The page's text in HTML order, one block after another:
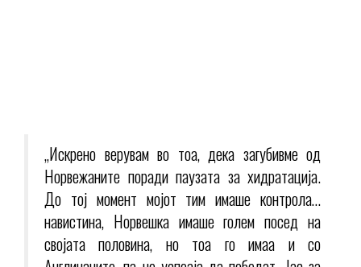
„Искрено верувам во тоа, дека загубивме од
Норвежаните поради паузата за хидратација.
До тој момент мојот тим имаше контрола…
навистина, Норвешка имаше голем посед на
својата половина, но тоа го имаа и со